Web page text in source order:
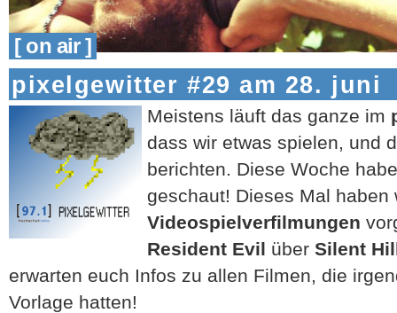
[ on air ]
pixelgewitter #29 am 28. juni
Meistens läuft das ganze im
dass wir etwas spielen, und
berichten. Diese Woche
geschaut! Dieses Mal haben
Videospielverfilmungen
Resident Evil über Silent
erwarten euch Infos zu allen Filmen, die
Vorlage hatten!